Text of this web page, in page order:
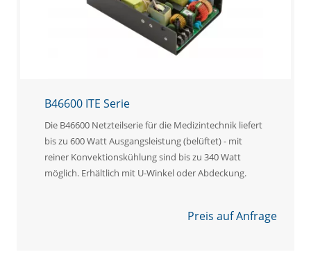
B46600 ITE Serie
Die B46600 Netzteilserie für die Medizintechnik liefert
bis zu 600 Watt Ausgangsleistung (belüftet) - mit
reiner Konvektionskühlung sind bis zu 340 Watt
möglich. Erhältlich mit U-Winkel oder Abdeckung.
Preis auf Anfrage